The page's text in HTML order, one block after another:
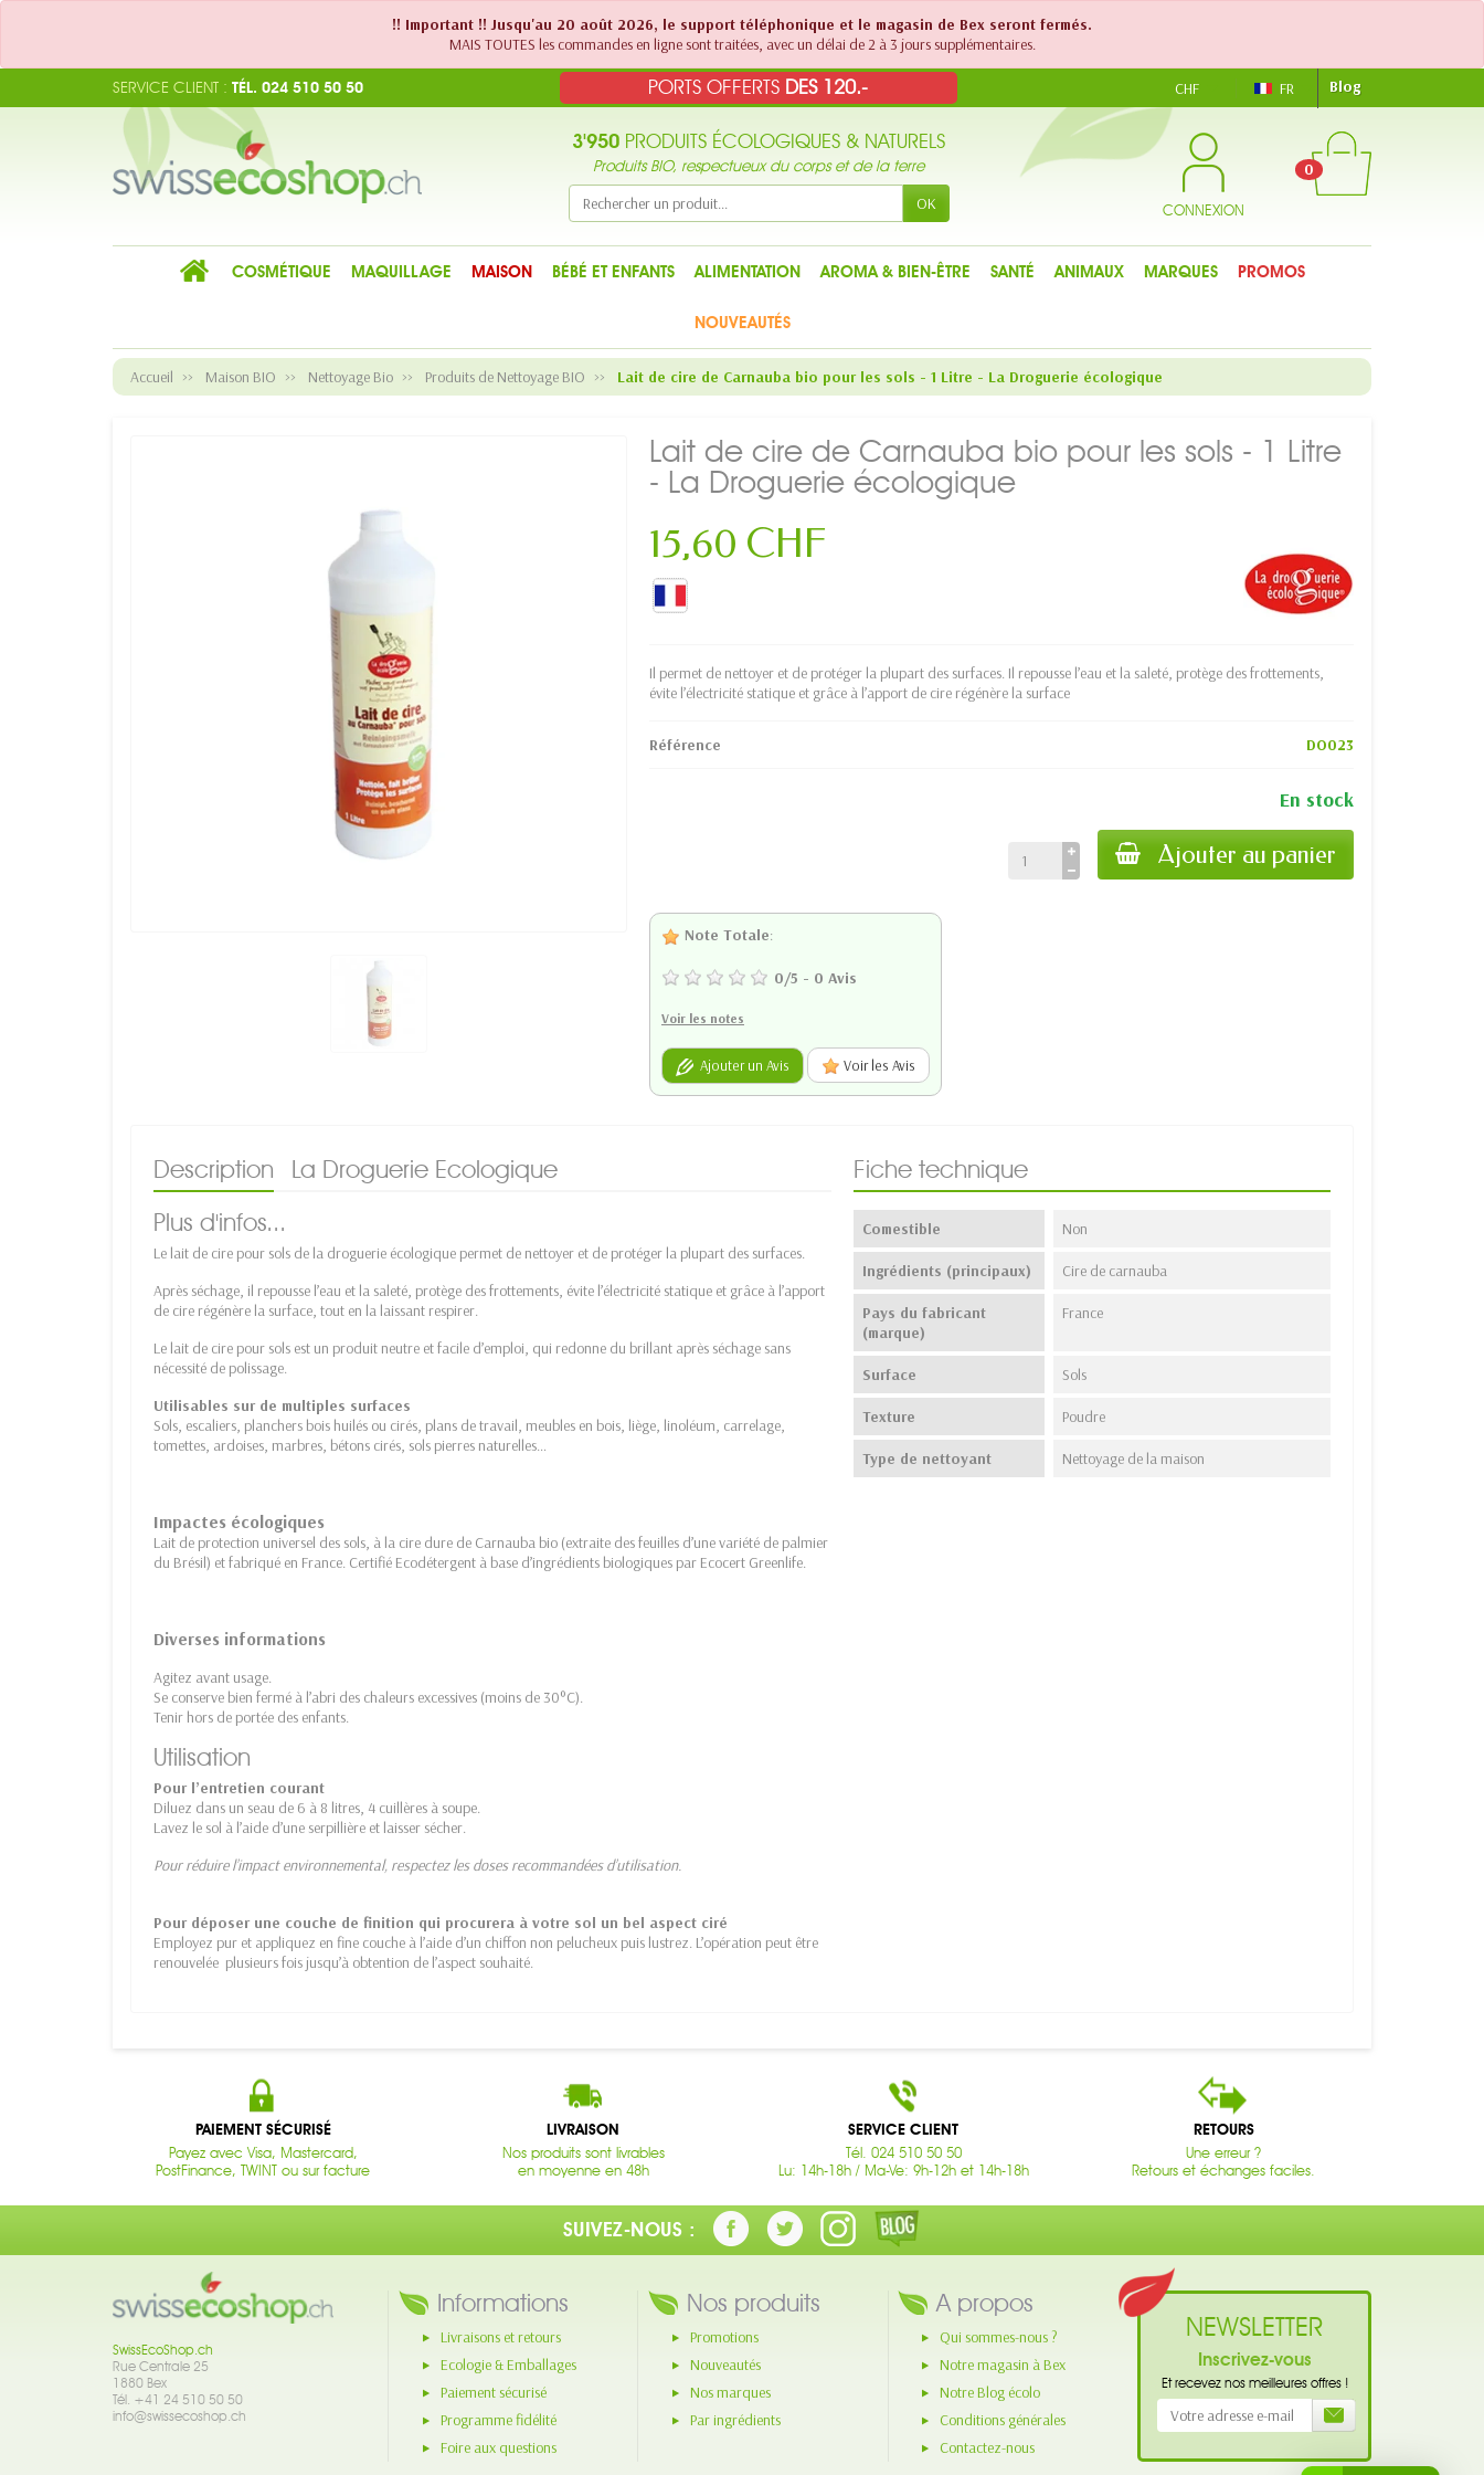
!! Important !! Jusqu'au 20 août 2026, le support téléphonique et le magasin de Bex seront fermés.
MAIS TOUTES les commandes en ligne sont traitées, avec un délai de 2 à 3 jours supplémentaires.
PORTS OFFERTS DES 120.-
SERVICE CLIENT : TÉL. 024 510 50 50 CHF FR Blog
3'950 PRODUITS ÉCOLOGIQUES & NATURELS
Produits BIO, respectueux du corps et de la terre
OK CONNEXION
0
COSMÉTIQUE MAQUILLAGE MAISON BÉBÉ ET ENFANTS ALIMENTATION AROMA & BIEN-ÊTRE SANTÉ ANIMAUX MARQUES PROMOS
NOUVEAUTÉS
Accueil Maison BIO Nettoyage Bio Produits de Nettoyage BIO Lait de cire de Carnauba bio pour les sols - 1 Litre - La Droguerie écologique
Lait de cire de Carnauba bio pour les sols - 1 Litre
- La Droguerie écologique
15,60 CHF
Il permet de nettoyer et de protéger la plupart des surfaces. Il repousse l’eau et la saleté, protège des frottements,
évite l’électricité statique et grâce à l’apport de cire régénère la surface
Référence DO023
En stock
Ajouter au panier
Note Totale:
0/5 - 0 Avis
Voir les notes
Ajouter un Avis Voir les Avis
Description
La Droguerie Ecologique
Plus d'infos...
Le lait de cire pour sols de la droguerie écologique permet de nettoyer et de protéger la plupart des surfaces.
Après séchage, il repousse l’eau et la saleté, protège des frottements, évite l’électricité statique et grâce à l’apport
de cire régénère la surface, tout en la laissant respirer.
Le lait de cire pour sols est un produit neutre et facile d’emploi, qui redonne du brillant après séchage sans
nécessité de polissage.
Utilisables sur de multiples surfaces
Sols, escaliers, planchers bois huilés ou cirés, plans de travail, meubles en bois, liège, linoléum, carrelage,
tomettes, ardoises, marbres, bétons cirés, sols pierres naturelles…
Impactes écologiques
Lait de protection universel des sols, à la cire dure de Carnauba bio (extraite des feuilles d’une variété de palmier
du Brésil) et fabriqué en France. Certifié Ecodétergent à base d’ingrédients biologiques par Ecocert Greenlife.
Diverses informations
Agitez avant usage.
Se conserve bien fermé à l’abri des chaleurs excessives (moins de 30°C).
Tenir hors de portée des enfants.
Utilisation
Pour l’entretien courant
Diluez dans un seau de 6 à 8 litres, 4 cuillères à soupe.
Lavez le sol à l’aide d’une serpillière et laisser sécher.
Pour réduire l’impact environnemental, respectez les doses recommandées d’utilisation.
Pour déposer une couche de finition qui procurera à votre sol un bel aspect ciré
Employez pur et appliquez en fine couche à l’aide d’un chiffon non pelucheux puis lustrez. L’opération peut être
renouvelée plusieurs fois jusqu’à obtention de l’aspect souhaité.
Fiche technique
Comestible Non
Ingrédients (principaux) Cire de carnauba
Pays du fabricant
(marque)
France
Surface Sols
Texture Poudre
Type de nettoyant Nettoyage de la maison
PAIEMENT SÉCURISÉ
Payez avec Visa, Mastercard,
PostFinance, TWINT ou sur facture
LIVRAISON
Nos produits sont livrables
en moyenne en 48h
SERVICE CLIENT
Tél. 024 510 50 50
Lu: 14h-18h / Ma-Ve: 9h-12h et 14h-18h
RETOURS
Une erreur ?
Retours et échanges faciles.
SUIVEZ-NOUS :
SwissEcoShop.ch
Rue Centrale 25
1880 Bex
Tél. +41 24 510 50 50
info@swissecoshop.ch
Informations
Livraisons et retours
Ecologie & Emballages
Paiement sécurisé
Programme fidélité
Foire aux questions
Nos produits
Promotions
Nouveautés
Nos marques
Par ingrédients
A propos
Qui sommes-nous ?
Notre magasin à Bex
Notre Blog écolo
Conditions générales
Contactez-nous
NEWSLETTER
Inscrivez-vous
Et recevez nos meilleures offres !